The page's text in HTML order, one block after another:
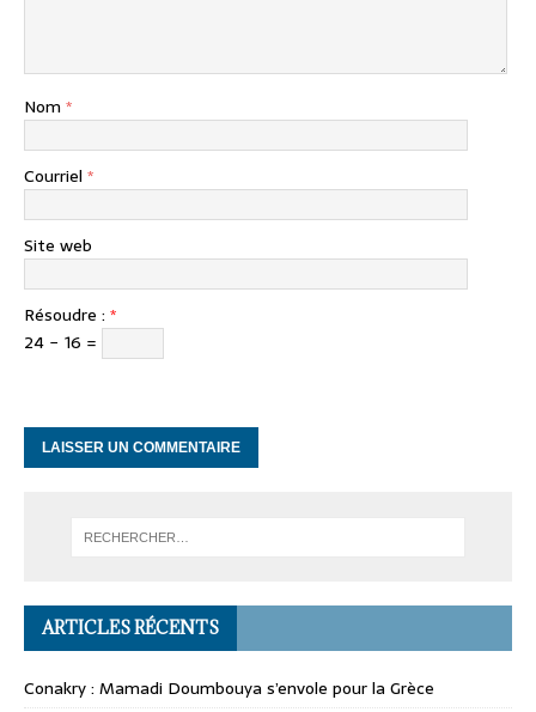
Nom *
Courriel *
Site web
Résoudre : *
24 − 16 =
ARTICLES RÉCENTS
Conakry : Mamadi Doumbouya s’envole pour la Grèce